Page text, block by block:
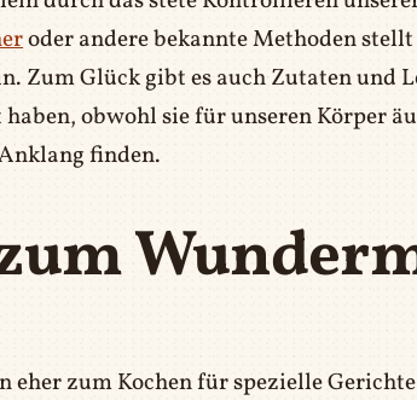
oder andere bekannte Methoden
Zum Glück gibt es auch Zutaten und
obwohl sie für unseren Körper
finden.
eher zum Kochen für spezielle